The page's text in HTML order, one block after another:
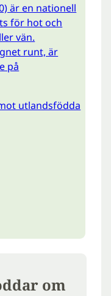
är en nationell
för hot och
vän.
runt, är
på
utlandsfödda
om